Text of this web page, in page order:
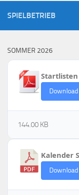
SPIELBETRIEB
SOMMER 2026
Startlisten
Download
144.00 KB
Kalender
Download